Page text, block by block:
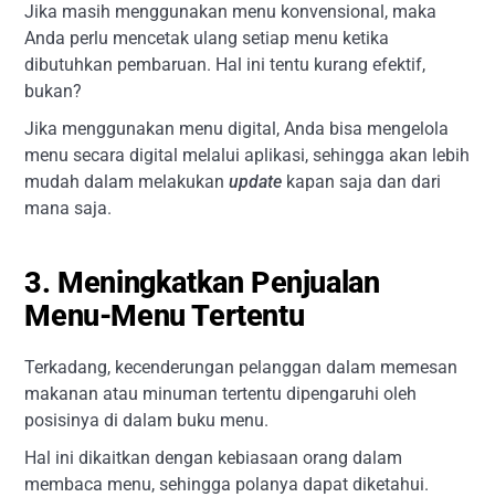
Jika masih menggunakan menu konvensional, maka
Anda perlu mencetak ulang setiap menu ketika
dibutuhkan pembaruan. Hal ini tentu kurang efektif,
bukan?
Jika menggunakan menu digital, Anda bisa mengelola
menu secara digital melalui aplikasi, sehingga akan lebih
mudah dalam melakukanupdate kapan saja dan dari
mana saja.
3. Meningkatkan Penjualan
Menu-Menu Tertentu
Terkadang, kecenderungan pelanggan dalam memesan
makanan atau minuman tertentu dipengaruhi oleh
posisinya di dalam buku menu.
Hal ini dikaitkan dengan kebiasaan orang dalam
membaca menu, sehingga polanya dapat diketahui.